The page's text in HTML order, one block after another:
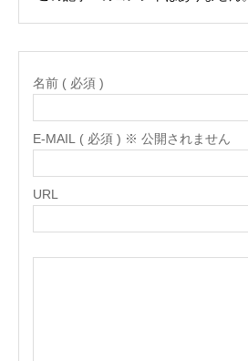
名前 ( 必須 )
E-MAIL ( 必須 ) ※ 公開されません
URL